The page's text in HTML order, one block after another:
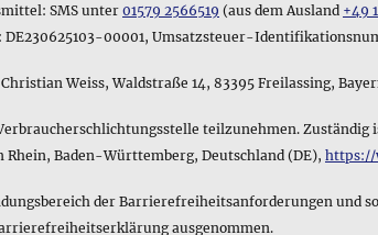
SMS unter01579 2566519 (aus dem Ausland +49
00001, Umsatzsteuer-
Weiss, Waldstraße 14, 83395 Freilassing,
teilzunehmen. Zuständig
Baden-Württemberg, Deutschland (DE), https://
der Barrierefreiheitsanforderungen und
ausgenommen.